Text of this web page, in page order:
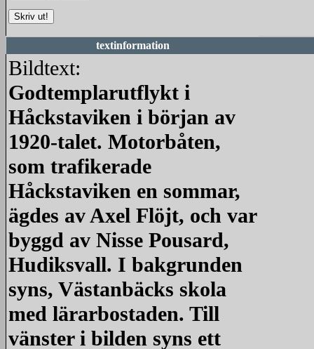
textinformation
Bildtext:
Godtemplarutflykt i
Håckstaviken i början av
1920-talet. Motorbåten,
som trafikerade
Håckstaviken en sommar,
ägdes av Axel Flöjt, och var
byggd av Nisse Pousard,
Hudiksvall. I bakgrunden
syns, Västanbäcks skola
med lärarbostaden. Till
vänster i bilden syns ett